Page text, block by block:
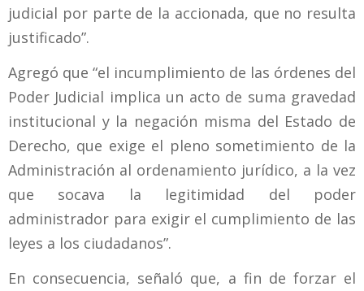
judicial por parte de la accionada, que no resulta
justificado”.
Agregó que “el incumplimiento de las órdenes del
Poder Judicial implica un acto de suma gravedad
institucional y la negación misma del Estado de
Derecho, que exige el pleno sometimiento de la
Administración al ordenamiento jurídico, a la vez
que socava la legitimidad del poder
administrador para exigir el cumplimiento de las
leyes a los ciudadanos”.
En consecuencia, señaló que, a fin de forzar el